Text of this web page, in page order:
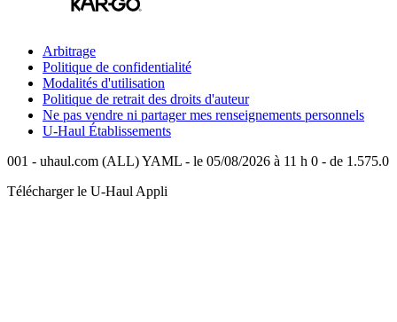
Arbitrage
Politique de confidentialité
Modalités d'utilisation
Politique de retrait des droits d'auteur
Ne pas vendre ni partager mes renseignements personnels
U-Haul Établissements
001 - uhaul.com (ALL) YAML - le 05/08/2026 à 11 h 0 - de 1.575.0
Télécharger le U-Haul Appli